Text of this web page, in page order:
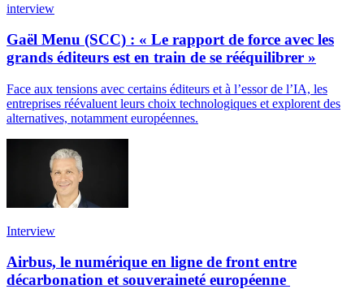
interview
Gaël Menu (SCC) : « Le rapport de force avec les
grands éditeurs est en train de se rééquilibrer »
Face aux tensions avec certains éditeurs et à l’essor de l’IA, les
entreprises réévaluent leurs choix technologiques et explorent des
alternatives, notamment européennes.
Interview
Airbus, le numérique en ligne de front entre
décarbonation et souveraineté européenne